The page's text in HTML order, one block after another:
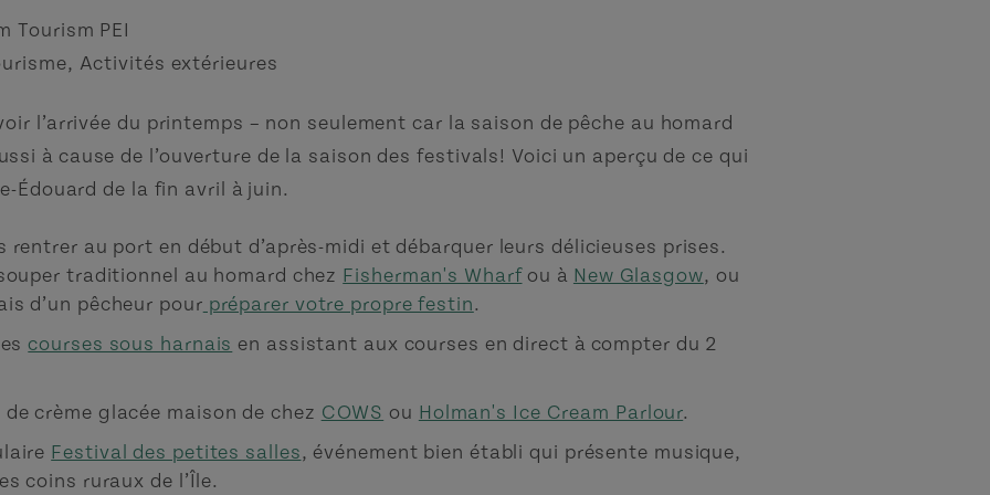
Tourism PEI
, Activités extérieures
l’arrivée du printemps – non seulement car la saison de pêche au homard
à cause de l’ouverture de la saison des festivals! Voici un aperçu de ce qui
Édouard de la fin avril à juin.
rentrer au port en début d’après-midi et débarquer leurs délicieuses prises.
traditionnel au homard chez Fisherman's Wharfou à New Glasgow, ou
d’un pêcheur pour préparer votre propre festin.
courses sous harnais en assistant aux courses en direct à compter du 2
crème glacée maison de chez COWS ou Holman's Ice Cream Parlour.
Festival des petites salles, événement bien établi qui présente musique,
coins ruraux de l’Île.